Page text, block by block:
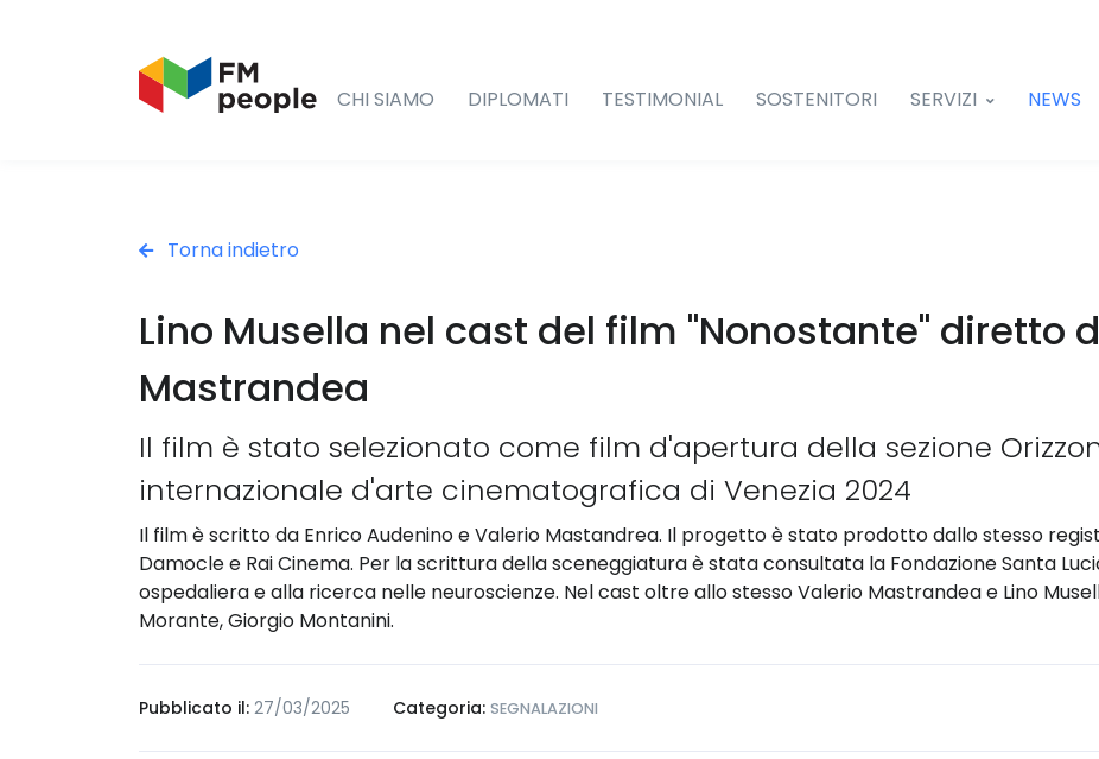
CHI SIAMO DIPLOMATI TESTIMONIAL SOSTENITORI SERVIZI NEWS
Torna indietro
Lino Musella nel cast del film "Nonostante" diretto
Mastrandea
Il film è stato selezionato come film d'apertura della sezione
internazionale d'arte cinematografica di Venezia 2024
Il film è scritto da Enrico Audenino e Valerio Mastandrea. Il progetto è stato prodotto dallo stesso
Damocle e Rai Cinema. Per la scrittura della sceneggiatura è stata consultata la Fondazione Santa
ospedaliera e alla ricerca nelle neuroscienze. Nel cast oltre allo stesso Valerio Mastrandea e Lino
Morante, Giorgio Montanini.
Pubblicato il: 27/03/2025 Categoria: SEGNALAZIONI